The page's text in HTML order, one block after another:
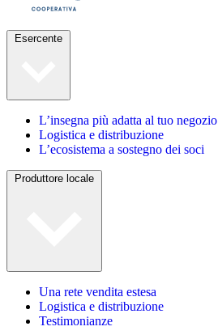
Esercente
L’insegna più adatta al tuo negozio
Logistica e distribuzione
L’ecosistema a sostegno dei soci
Produttore locale
Una rete vendita estesa
Logistica e distribuzione
Testimonianze